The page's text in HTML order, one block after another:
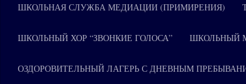
ШКОЛЬНАЯ СЛУЖБА МЕДИАЦИИ (ПРИМИРЕНИЯ)
ШКОЛЬНЫЙ ХОР “ЗВОНКИЕ ГОЛОСА” ШКОЛЬНЫЙ
ОЗДОРОВИТЕЛЬНЫЙ ЛАГЕРЬ С ДНЕВНЫМ